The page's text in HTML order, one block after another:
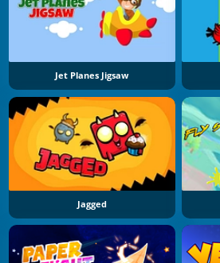
Jet Planes Jigsaw
Jagged